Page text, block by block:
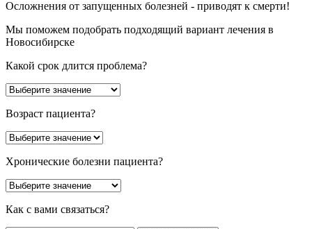
Осложнения от запущенных болезней - приводят к смерти!
Мы поможем подобрать подходящий вариант лечения в
Новосибирске
Какой срок длится проблема?
Возраст пациента?
Хронические болезни пациента?
Как с вами связаться?